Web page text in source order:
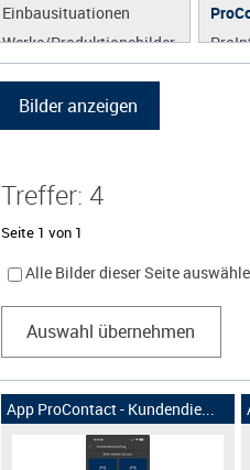
Einbausituationen
Werke/Produktionsbilder
Grafiken
Treffer: 4
Seite 1 von 1
Alle Bilder dieser Seite
Auswahl übernehmen
App ProContact - Kundendie...